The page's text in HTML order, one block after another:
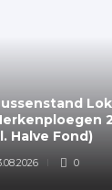
Halve Fond)
0